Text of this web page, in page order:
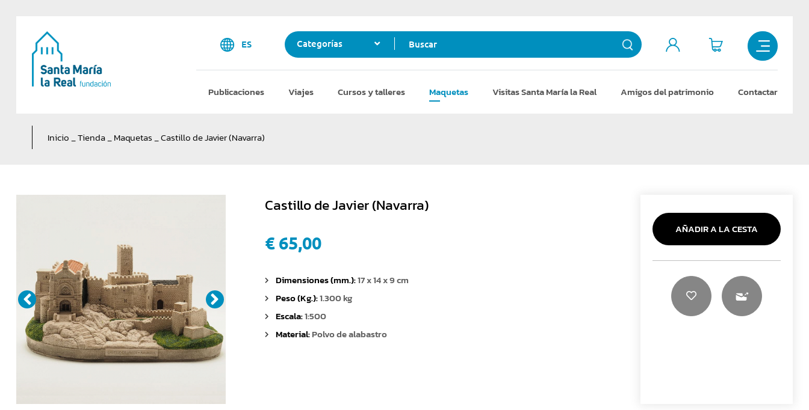
ES Categorías Buscar
Publicaciones Viajes Cursos y talleres Maquetas Visitas Santa María la Real Amigos del patrimonio Contactar
Inicio_Tienda_Maquetas_Castillo de Javier (Navarra)
Castillo de Javier (Navarra)
€ 65,00
Dimensiones (mm.):17 x 14 x 9 cm
Peso (Kg.):1.300 kg
Escala:1:500
Material:Polvo de alabastro
AÑADIR A LA CESTA